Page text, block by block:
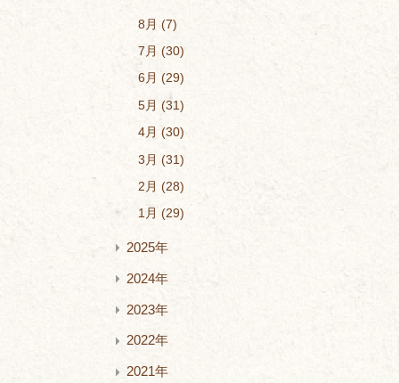
8月
7
7月
30
6月
29
5月
31
4月
30
3月
31
2月
28
1月
29
2025年
2024年
2023年
2022年
2021年